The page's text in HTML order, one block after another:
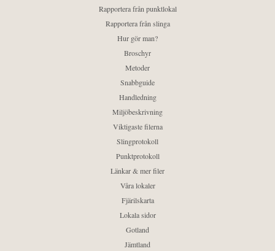
Rapportera från punktlokal
Rapportera från slinga
Hur gör man?
Broschyr
Metoder
Snabbguide
Handledning
Miljöbeskrivning
Viktigaste filerna
Slingprotokoll
Punktprotokoll
Länkar & mer filer
Våra lokaler
Fjärilskarta
Lokala sidor
Gotland
Jämtland